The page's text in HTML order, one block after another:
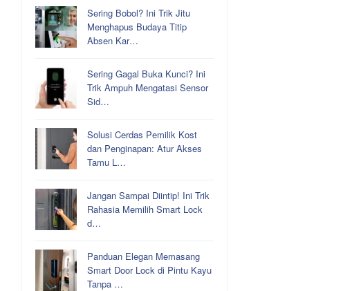
Sering Bobol? Ini Trik Jitu
Menghapus Budaya Titip
Absen Kar…
Sering Gagal Buka Kunci? Ini
Trik Ampuh Mengatasi Sensor
Sid…
Solusi Cerdas Pemilik Kost
dan Penginapan: Atur Akses
Tamu L…
Jangan Sampai Diintip! Ini Trik
Rahasia Memilih Smart Lock
d…
Panduan Elegan Memasang
Smart Door Lock di Pintu Kayu
Tanpa …